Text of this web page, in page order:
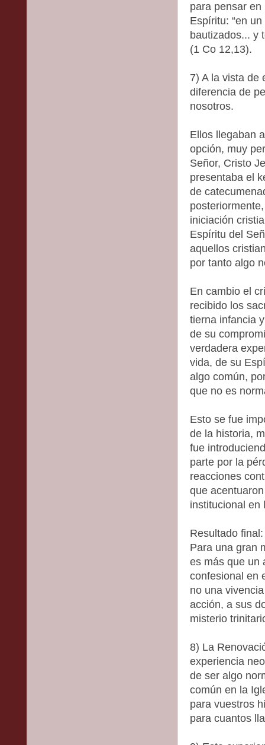
para pensar
Espíritu: “en
bautizados... y
(1 Co 12,13).
7) A la vista de
diferencia de
nosotros.
Ellos llegaban
opción, muy
Señor, Cristo
presentaba el
de
iniciación
Espíritu del
aquellos
por tanto algo
En cambio el
recibido los
tierna infancia
de su
verdadera
vida, de su
algo común,
que no es
Esto se fue
de la historia,
fue
parte por la
reacciones
que
institucional en
Resultado
Para una gran
es más que un
confesional en
no una
acción, a sus
misterio
8) La
experiencia
de ser algo
común en la
para vuestros
para cuantos